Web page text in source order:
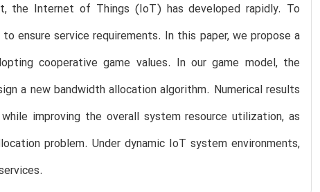
the Internet of Things (IoT) has developed rapidly. To
ensure service requirements. In this paper, we propose a
cooperative game values. In our game model, the
a new bandwidth allocation algorithm. Numerical results
improving the overall system resource utilization, as
problem. Under dynamic IoT system environments,